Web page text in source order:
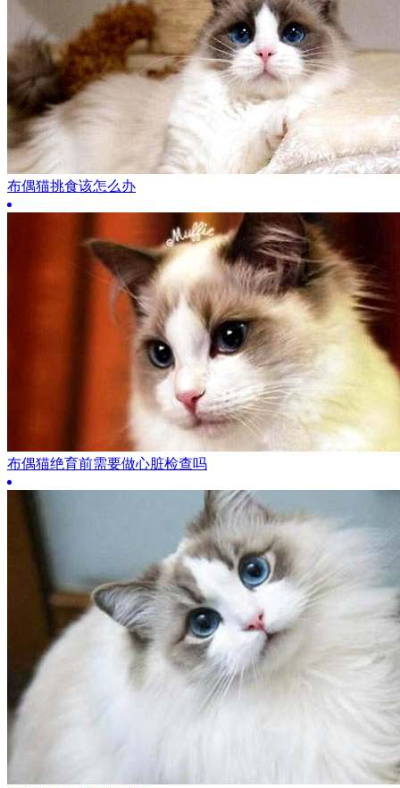
布偶猫挑食该怎么办
布偶猫绝育前需要做心脏检查吗